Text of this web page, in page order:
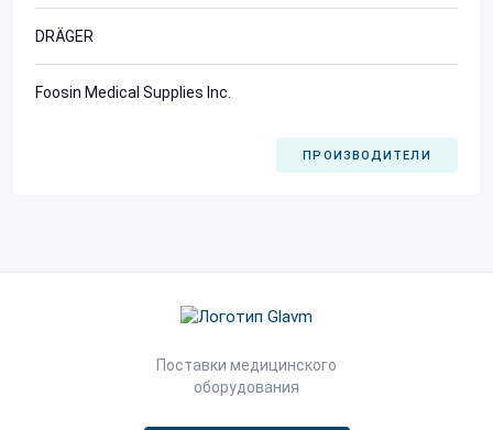
DRÄGER
Foosin Medical Supplies Inc.
ПРОИЗВОДИТЕЛИ
Поставки медицинского
оборудования